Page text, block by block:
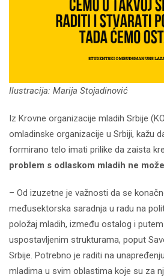
Ilustracija: Marija Stojadinović
Iz Krovne organizacije mladih Srbije
omladinske organizacije u Srbiji, kažu
formirano telo imati prilike da zaista
problem s odlaskom mladih ne
– Od izuzetne je važnosti da se
međusektorska saradnja u radu na
položaj mladih, između ostalog i
uspostavljenim strukturama, poput
Srbije. Potrebno je raditi na
mladima u svim oblastima koje su za